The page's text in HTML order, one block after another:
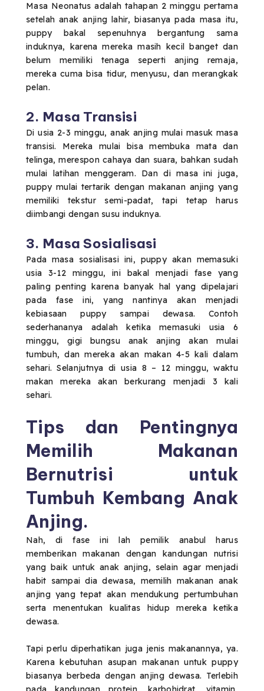
Masa Neonatus adalah tahapan 2 minggu pertama
setelah anak anjing lahir, biasanya pada masa itu,
puppy bakal sepenuhnya bergantung sama
induknya, karena mereka masih kecil banget dan
belum memiliki tenaga seperti anjing remaja,
mereka cuma bisa tidur, menyusu, dan merangkak
pelan.
2. Masa Transisi
Di usia 2-3 minggu, anak anjing mulai masuk masa
transisi. Mereka mulai bisa membuka mata dan
telinga, merespon cahaya dan suara, bahkan sudah
mulai latihan menggeram. Dan di masa ini juga,
puppy mulai tertarik dengan makanan anjing yang
memiliki tekstur semi-padat, tapi tetap harus
diimbangi dengan susu induknya.
3. Masa Sosialisasi
Pada masa sosialisasi ini, puppy akan memasuki
usia 3-12 minggu, ini bakal menjadi fase yang
paling penting karena banyak hal yang dipelajari
pada fase ini, yang nantinya akan menjadi
kebiasaan puppy sampai dewasa. Contoh
sederhananya adalah ketika memasuki usia 6
minggu, gigi bungsu anak anjing akan mulai
tumbuh, dan mereka akan makan 4-5 kali dalam
sehari. Selanjutnya di usia 8 – 12 minggu, waktu
makan mereka akan berkurang menjadi 3 kali
sehari.
Tips dan Pentingnya
Memilih Makanan
Bernutrisi untuk
Tumbuh Kembang Anak
Anjing.
Nah, di fase ini lah pemilik anabul harus
memberikan makanan dengan kandungan nutrisi
yang baik untuk anak anjing, selain agar menjadi
habit sampai dia dewasa, memilih makanan anak
anjing yang tepat akan mendukung pertumbuhan
serta menentukan kualitas hidup mereka ketika
dewasa.
Tapi perlu diperhatikan juga jenis makanannya, ya.
Karena kebutuhan asupan makanan untuk puppy
biasanya berbeda dengan anjing dewasa. Terlebih